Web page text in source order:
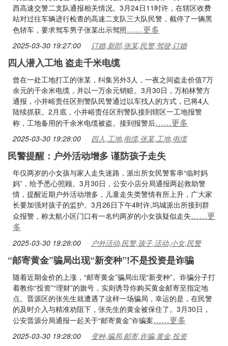
西高速交警二支队通报相关情况。3月24日11时许，在辖区收费
站对过往车辆进行检查的高速二支队三大队民警，截停了一辆黑
色轿车，要求驾车男子张某出示驾照……更多
2025-03-30 19:27:00 订婚,新郎,张某,民警,驾驶,订婚
四人潜入工地 盗走千米电缆
曾在一处工地打工的张某，纠集另外3人，一夜之间盗走价值7万
余元的千余米电缆，并以一万余元销赃。3月30日，万柏林警方
通报，小井峪责任区刑警队民警通过以车找人的方式，已将4人
陆续抓获。2月底，小井峪责任区刑警队接到辖区一工地报警
称，工地备用的千余米电缆被盗。接到报警后……更多
2025-03-30 19:28:00 四人,工地,电缆,张某,工地,电缆
民警提醒：户外活动增多 谨防孩子走失
年仅两岁的小女孩与家人走失迷路，派出所女民警客串“临时妈
妈”，给予悉心照顾。3月30日，公安小店分局通报两起救助警
情，提醒近期户外活动增多，儿童走失类警情有所上升，广大家
长要加强对孩子的监护。3月26日下午4时许,坞城派出所接到群
众报警，称太航小区门口有一名约两岁的小女孩疑似走失……更
多
2025-03-30 19:28:00 户外活动,民警,孩子,活动,小女,民警
“邮寄黄金”骗局出现“新变种”!不是投资是诈骗
随着近期金价的上涨，“邮寄黄金”骗局出现“新变种”。诈骗分子打
着教你“投资”“理财”的旗号，实则诱导你购买黄金邮寄至指定地
点。晋源区的张先生就遭遇了这样一场骗局，幸运的是，在民警
的及时介入与精准劝阻下，张先生的黄金被保住了。3月30日，
公安晋源分局通报一起关于“邮寄黄金”诈骗案……更多
2025-03-30 19:28:00 变种,骗局,邮寄,诈骗,黄金,投资